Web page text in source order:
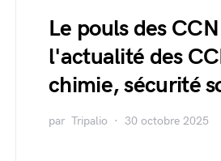
Le pouls des
l'actualité des
chimie, sécurité
par Tripalio 30 octobre 2025